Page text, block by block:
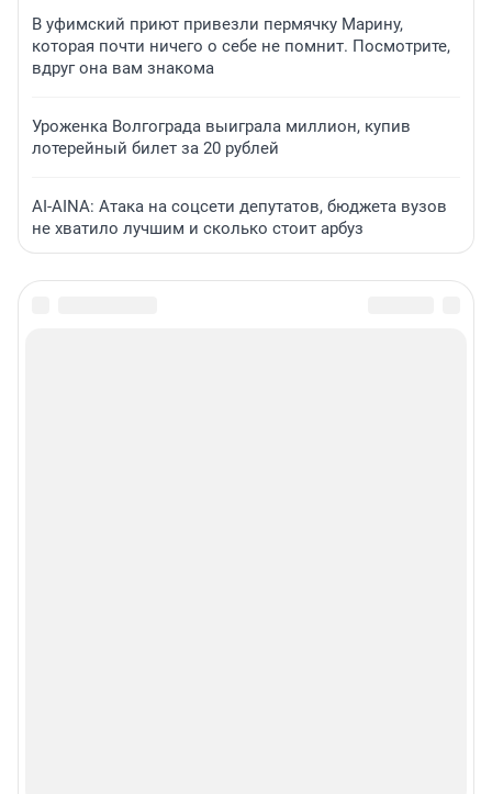
В уфимский приют привезли пермячку Марину,
которая почти ничего о себе не помнит. Посмотрите,
вдруг она вам знакома
Уроженка Волгограда выиграла миллион, купив
лотерейный билет за 20 рублей
AI-AINA: Атака на соцсети депутатов, бюджета вузов
не хватило лучшим и сколько стоит арбуз